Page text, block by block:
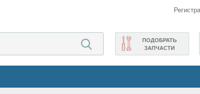
ПОДОБРАТЬ
ЗАПЧАСТИ